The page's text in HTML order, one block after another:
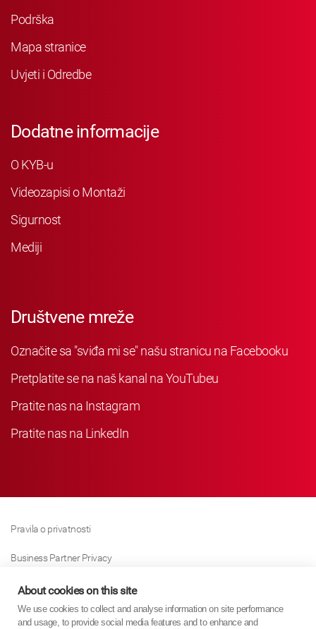
Podrška
Mapa stranice
Uvjeti i Odredbe
Dodatne informacije
O KYB-u
Videozapisi o Montaži
Sigurnost
Mediji
Društvene mreže
Označite sa "sviđa mi se" našu stranicu na Facebooku
Pretplatite se na naš kanal na YouTubeu
Pratite nas na Instagram
Pratite nas na LinkedIn
Pravila o privatnosti
Business Partner Privacy
Pravila O Kolačićima
Modern Slavery Act Policy
About cookies on this site
We use cookies to collect and analyse information on site performance
and usage, to provide social media features and to enhance and